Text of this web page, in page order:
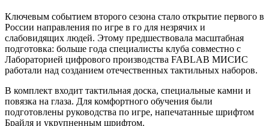
Ключевым событием второго сезона стало открытие первого в
России направления по игре в го для незрячих и
слабовидящих людей. Этому предшествовала масштабная
подготовка: больше года специалисты клуба совместно с
Лабораторией цифрового производства FABLAB МИСИС
работали над созданием отечественных тактильных наборов.
В комплект входит тактильная доска, специальные камни и
повязка на глаза. Для комфортного обучения были
подготовлены руководства по игре, напечатанные шрифтом
Брайля и укрупненным шрифтом.